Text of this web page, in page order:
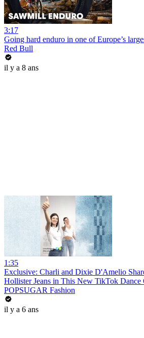
3:17
Going hard enduro in one of Europe’s
Red Bull
il y a 8 ans
1:35
Exclusive: Charli and Dixie D'Amelio
Hollister Jeans in This New TikTok Dance
POPSUGAR Fashion
il y a 6 ans